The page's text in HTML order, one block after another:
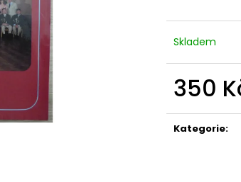
Skladem
350
cena:
Kategorie: